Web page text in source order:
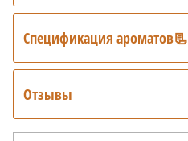
Спецификация ароматов📃
Отзывы